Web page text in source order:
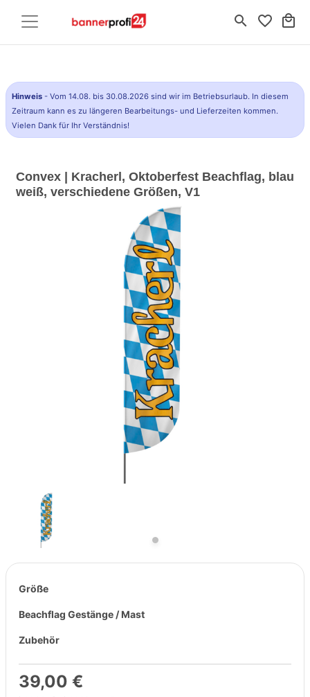
search favorite_border local_mall
Hinweis - Vom 14.08. bis 30.08.2026 sind wir im Betriebsurlaub. In diesem
Zeitraum kann es zu längeren Bearbeitungs- und Lieferzeiten kommen.
Vielen Dank für Ihr Verständnis!
Convex | Kracherl, Oktoberfest Beachflag, blau
weiß, verschiedene Größen, V1
Größe
Beachflag Gestänge / Mast
Zubehör
39,00 €